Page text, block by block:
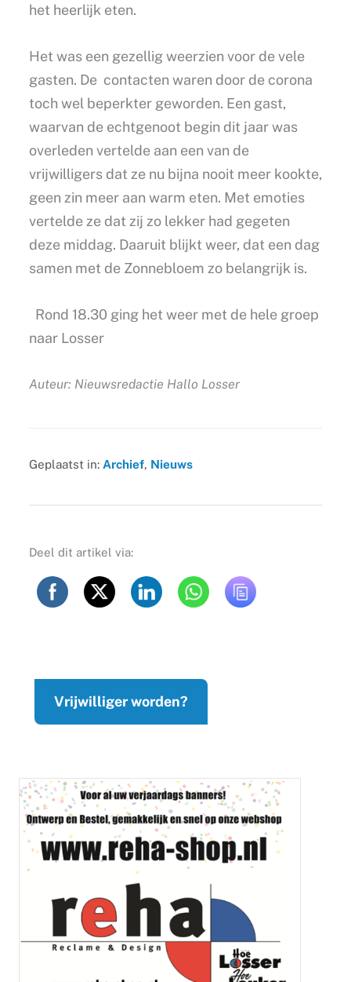
het heerlijk eten.
Het was een gezellig weerzien voor de vele
gasten. De contacten waren door de corona
toch wel beperkter geworden. Een gast,
waarvan de echtgenoot begin dit jaar was
overleden vertelde aan een van de
vrijwilligers dat ze nu bijna nooit meer kookte,
geen zin meer aan warm eten. Met emoties
vertelde ze dat zij zo lekker had gegeten
deze middag. Daaruit blijkt weer, dat een dag
samen met de Zonnebloem zo belangrijk is.
Rond 18.30 ging het weer met de hele groep
naar Losser
Auteur: Nieuwsredactie Hallo Losser
Geplaatst in: Archief, Nieuws
Deel dit artikel via:
Vrijwilliger worden?